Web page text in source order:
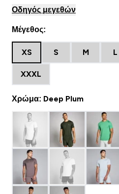
Οδηγός μεγεθών
Μέγεθος:
XS S M L
XXXL
Χρώμα: Deep Plum